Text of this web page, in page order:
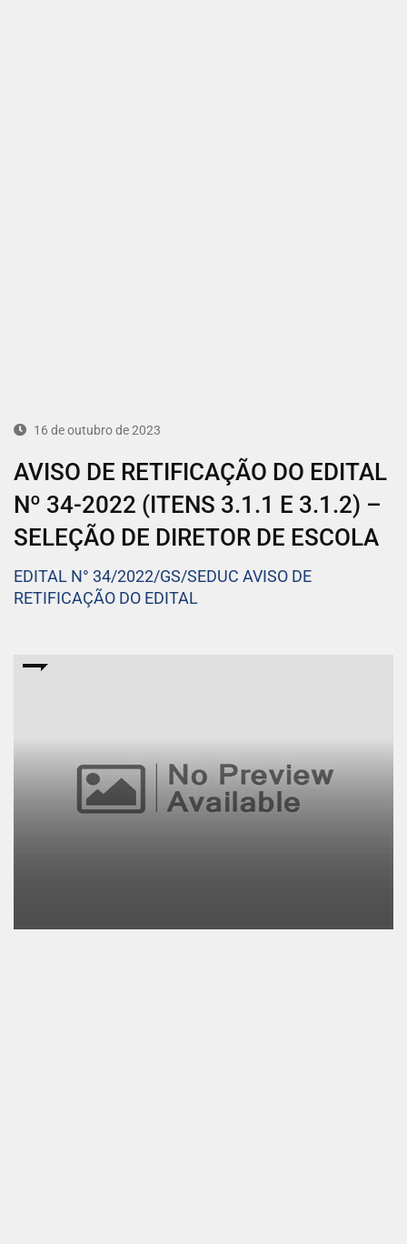
16 de outubro de 2023
AVISO DE RETIFICAÇÃO DO EDITAL
Nº 34-2022 (ITENS 3.1.1 E 3.1.2) –
SELEÇÃO DE DIRETOR DE ESCOLA
EDITAL N° 34/2022/GS/SEDUC AVISO DE
RETIFICAÇÃO DO EDITAL